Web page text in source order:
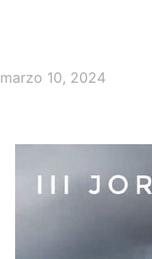
marzo 10, 2024